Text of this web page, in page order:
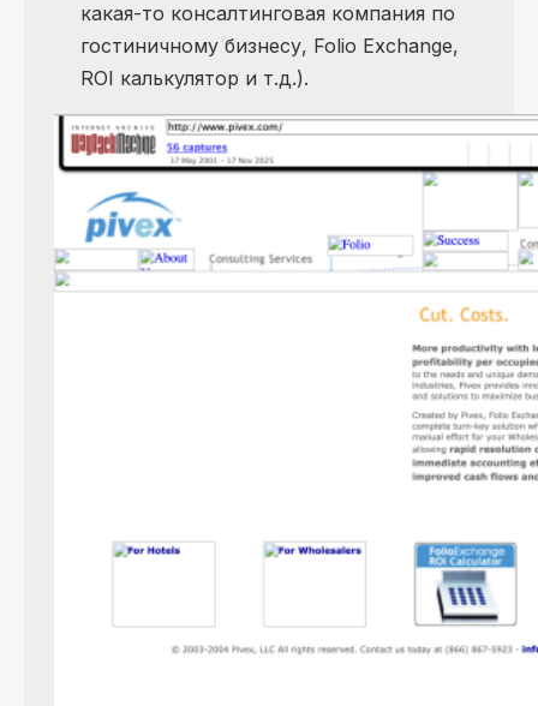
какая-то консалтинговая компания по
гостиничному бизнесу, Folio Exchange,
ROI калькулятор и т.д.).